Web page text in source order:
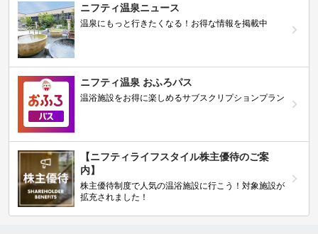
ニフティ温泉ニュース
温泉にもっと行きたくなる！お得な情報を掲載中
ニフティ温泉 おふろパス
温浴施設をお得に楽しめるサブスクリプションプラン
【ニフティライフスタイル株主優待のご案
内】
株主優待制度で人気の温浴施設に行こう！対象施設が
拡充されました！